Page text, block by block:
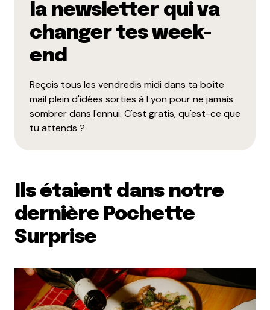
la newsletter qui va
changer tes week-
end
Reçois tous les vendredis midi dans ta boîte
mail plein d'idées sorties à Lyon pour ne jamais
sombrer dans l'ennui. C'est gratis, qu'est-ce que
tu attends ?
Ils étaient dans notre
dernière Pochette
Surprise